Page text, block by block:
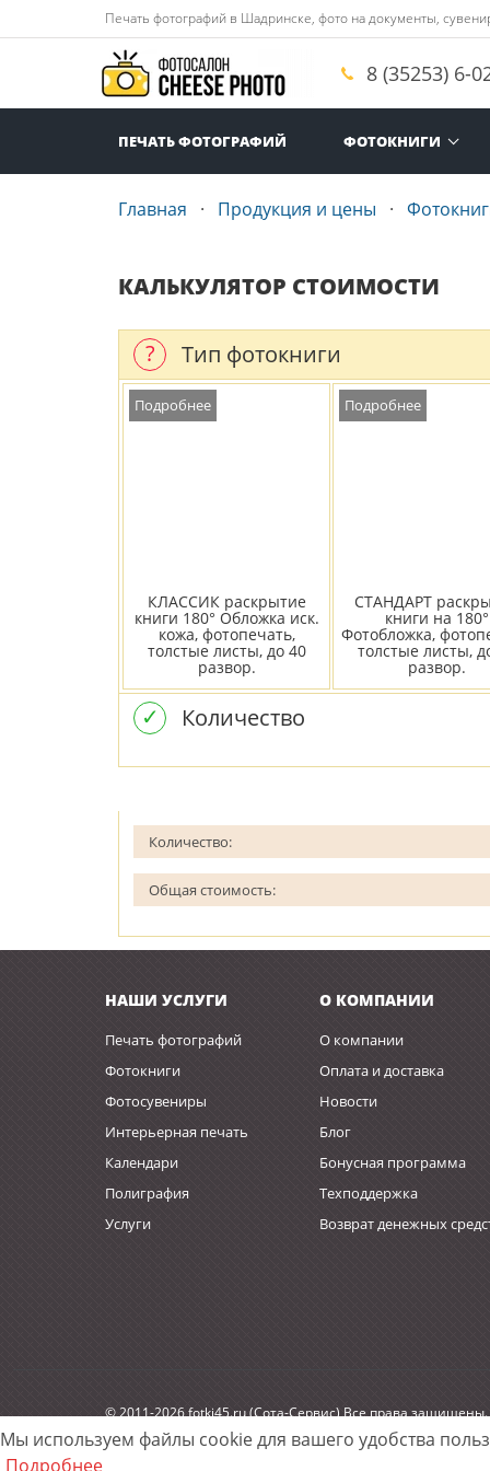
Печать фотографий в Шадринске, фото на документы,
8 (35253) 6-
ПЕЧАТЬ ФОТОГРАФИЙ ФОТОКНИГИ
Главная Продукция и цены
КАЛЬКУЛЯТОР СТОИМОСТИ
? Тип фотокниги
Подробнее
КЛАССИК раскрытие
книги 180° Обложка иск.
кожа, фотопечать,
толстые листы, до 40
развор.
Подробнее
СТАНДАРТ
книги на 180°
Фотобложка,
толстые листы,
развор.
✓ Количество
Количество:
Общая стоимость:
Мы используем файлы cookie для вашего удобства
Подробнее
НАШИ УСЛУГИ
Печать фотографий
Фотокниги
Фотосувениры
Интерьерная печать
Календари
Полиграфия
Услуги
О КОМПАНИИ
О компании
Оплата и доставка
Новости
Блог
Бонусная программа
Техподдержка
Возврат денежных
© 2011-2026 fotki45.ru (Сота-Сервис) Все права защищены.